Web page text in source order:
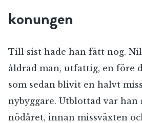
konungen
Till sist hade han fått nog.
åldrad man, utfattig, en före
som sedan blivit en halvt
nybyggare. Utblottad var han
nödåret, innan missväxten